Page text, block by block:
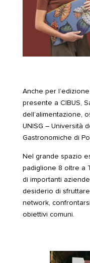
Anche per
presente a CIBUS,
dell’alimentazione,
UNISG – Università
Gastronomiche di
Nel grande spazio
padiglione 8 oltre a
di importanti
desiderio di
network,
obiettivi comuni.